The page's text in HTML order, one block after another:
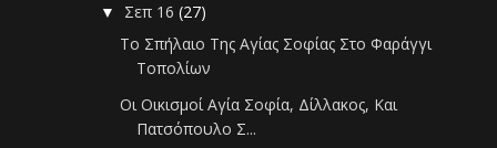
▼ Σεπ 16(27)
Το Σπήλαιο Της Αγίας Σοφίας Στο Φαράγγι
Τοπολίων
Οι Οικισμοί Αγία Σοφία, Δίλλακος, Και
Πατσόπουλο Σ...